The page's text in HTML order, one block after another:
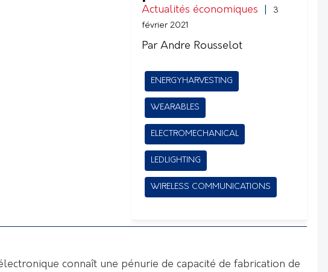
Actualités économiques
3
février 2021
Par Andre Rousselot
ENERGYHARVESTING
WEARABLES
ELECTROMECHANICAL
LEDLIGHTING
WIRELESS COMMUNICATIONS
connaît une pénurie de capacité de fabrication de